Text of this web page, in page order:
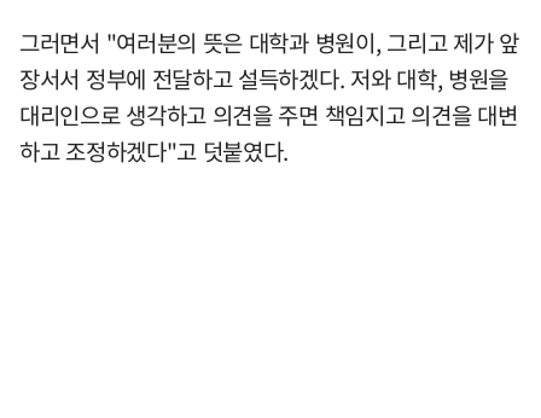
그러면서 "여러분의 뜻은 대학과 병원이, 그리고 제가 앞
장서서 정부에 전달하고 설득하겠다. 저와 대학, 병원을
대리인으로 생각하고 의견을 주면 책임지고 의견을 대변
하고 조정하겠다"고 덧붙였다.